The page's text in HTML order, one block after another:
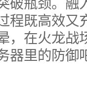
程既高效又
，在火龙战
器里的防御